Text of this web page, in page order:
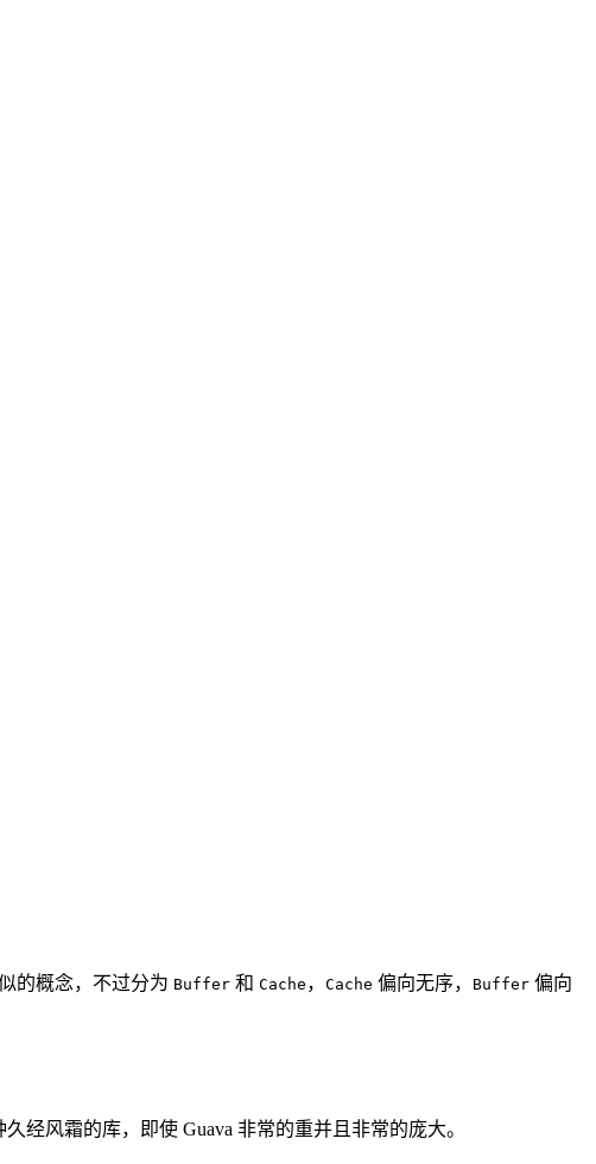
的概念，不过分为 Buffer 和 Cache ， Cache 偏向无序， Buffer 偏向
经风霜的库，即使 Guava 非常的重并且非常的庞大。